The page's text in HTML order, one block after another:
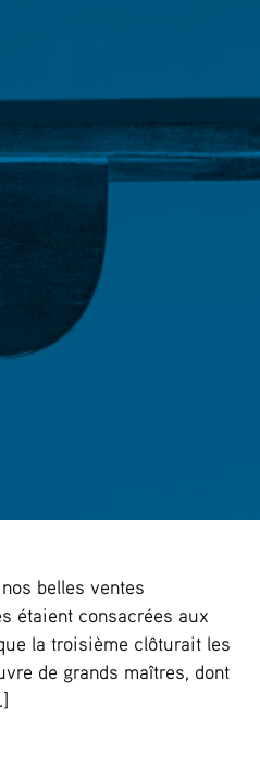
belles ventes
étaient consacrées aux
la troisième clôturait les
de grands maîtres, dont